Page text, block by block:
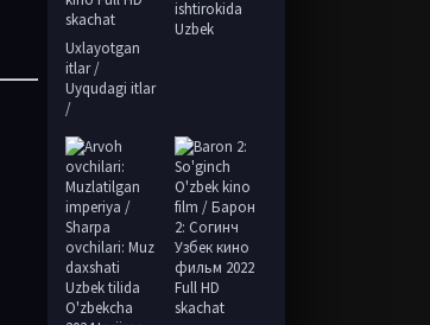
Uxlayotgan
itlar /
Uyqudagi itlar
/
ishtirokida
Uzbek